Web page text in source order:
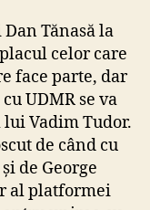
Tănasă la
celor care
face parte, dar
UDMR se va
lui Vadim Tudor.
de când cu
de George
al platformei